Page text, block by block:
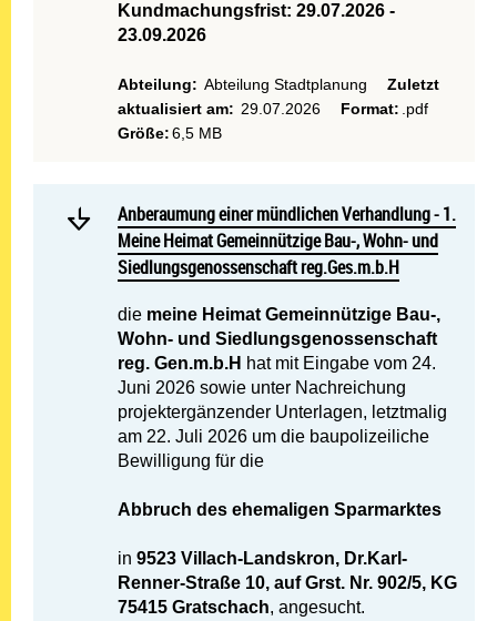
Kundmachungsfrist: 29.07.2026 -
23.09.2026
Abteilung: Abteilung Stadtplanung
Zuletzt
aktualisiert am: 29.07.2026 Format: .pdf
Größe: 6,5 MB
Mehr lesen:
Anberaumung einer mündlichen Verhandlung - 1.
Anberaumung einer mündlichen Verhandlung - 1.
Meine Heimat Gemeinnützige Bau-, Wohn- und
Siedlungsgenossenschaft reg.Ges.m.b.H
die meine Heimat Gemeinnützige Bau-,
Wohn- und Siedlungsgenossenschaft
reg. Gen.m.b.H hat mit Eingabe vom 24.
Juni 2026 sowie unter Nachreichung
projektergänzender Unterlagen, letztmalig
am 22. Juli 2026 um die baupolizeiliche
Bewilligung für die
Abbruch des ehemaligen Sparmarktes
in 9523 Villach-Landskron, Dr.Karl-
Renner-Straße 10, auf Grst. Nr. 902/5, KG
75415 Gratschach, angesucht.